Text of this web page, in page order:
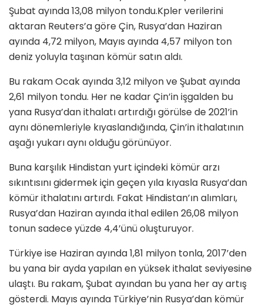
Şubat ayında 13,08 milyon tondu.Kpler verilerini
aktaran Reuters’a göre Çin, Rusya’dan Haziran
ayında 4,72 milyon, Mayıs ayında 4,57 milyon ton
deniz yoluyla taşınan kömür satın aldı.
Bu rakam Ocak ayında 3,12 milyon ve Şubat ayında
2,61 milyon tondu. Her ne kadar Çin’in işgalden bu
yana Rusya’dan ithalatı artırdığı görülse de 2021’in
aynı dönemleriyle kıyaslandığında, Çin’in ithalatının
aşağı yukarı aynı olduğu görünüyor.
Buna karşılık Hindistan yurt içindeki kömür arzı
sıkıntısını gidermek için geçen yıla kıyasla Rusya’dan
kömür ithalatını artırdı. Fakat Hindistan’ın alımları,
Rusya’dan Haziran ayında ithal edilen 26,08 milyon
tonun sadece yüzde 4,4’ünü oluşturuyor.
Türkiye ise Haziran ayında 1,81 milyon tonla, 2017’den
bu yana bir ayda yapılan en yüksek ithalat seviyesine
ulaştı. Bu rakam, Şubat ayından bu yana her ay artış
gösterdi. Mayıs ayında Türkiye’nin Rusya’dan kömür